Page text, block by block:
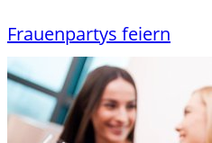
Frauenpartys feiern